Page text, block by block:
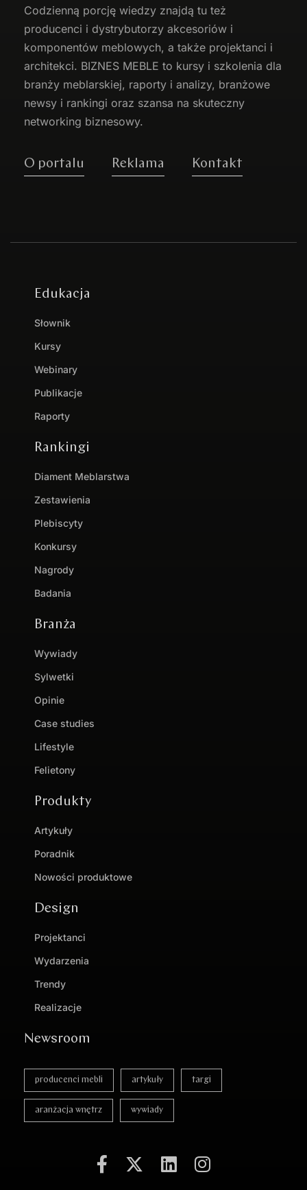
Codzienną porcję wiedzy znajdą tu też
producenci i dystrybutorzy akcesoriów i
komponentów meblowych, a także projektanci i
architekci. BIZNES MEBLE to kursy i szkolenia dla
branży meblarskiej, raporty i analizy, branżowe
newsy i rankingi oraz szansa na skuteczny
networking biznesowy.
O portalu Reklama Kontakt
Edukacja
Słownik
Kursy
Webinary
Publikacje
Raporty
Rankingi
Diament Meblarstwa
Zestawienia
Plebiscyty
Konkursy
Nagrody
Badania
Branża
Wywiady
Sylwetki
Opinie
Case studies
Lifestyle
Felietony
Produkty
Artykuły
Poradnik
Nowości produktowe
Design
Projektanci
Wydarzenia
Trendy
Realizacje
Newsroom
producenci mebli artykuły targi
aranżacja wnętrz wywiady